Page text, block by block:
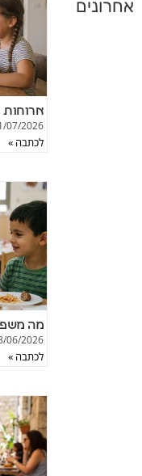
אחרונים
ארוחות
07/2026
לכתבה »
מה
06/2026
לכתבה »